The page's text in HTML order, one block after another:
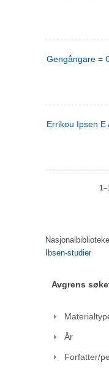
Gengångare =
Errikou Ipsen E
Ibsen-studier
Avgrens
År
Forfatter/